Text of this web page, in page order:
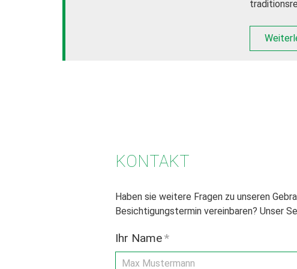
KONTAKT
Haben sie weitere Fragen zu unseren
Besichtigungstermin vereinbaren? Unser
Ihr Name*